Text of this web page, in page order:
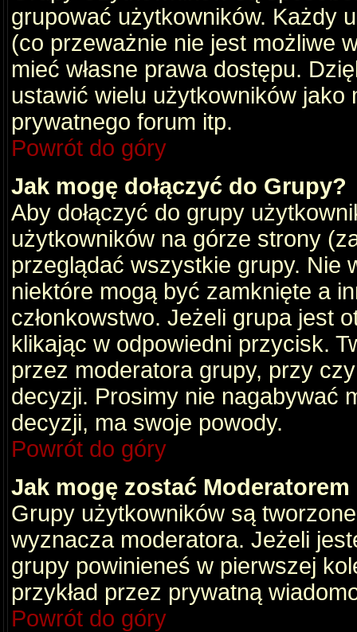
grupować użytkowników. Każdy
(co przeważnie nie jest możliwe
mieć własne prawa dostępu.
ustawić wielu użytkowników
prywatnego forum itp.
Powrót do góry
Jak mogę dołączyć do Grupy?
Aby dołączyć do grupy
użytkowników na górze strony
przeglądać wszystkie grupy. Nie
niektóre mogą być zamknięte a
członkowstwo. Jeżeli grupa jest
klikając w odpowiedni przycisk.
przez moderatora grupy, przy
decyzji. Prosimy nie nagabywać
decyzji, ma swoje powody.
Powrót do góry
Jak mogę zostać
Grupy użytkowników są
wyznacza moderatora. Jeżeli
grupy powinieneś w pierwszej
przykład przez prywatną
Powrót do góry